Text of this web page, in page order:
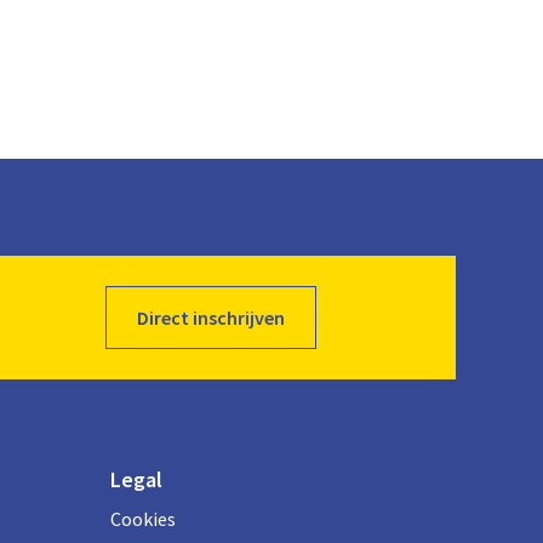
Direct inschrijven
Legal
Cookies